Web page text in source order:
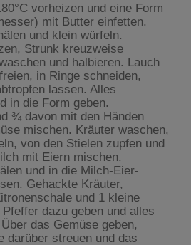
vorheizen und eine Form
mit Butter einfetten.
und klein würfeln.
Strunk kreuzweise
und halbieren. Lauch
in Ringe schneiden,
lassen. Alles
in die Form geben.
¾ davon mit den Händen
mischen. Kräuter waschen,
von den Stielen zupfen und
mit Eiern mischen.
und in die Milch-Eier-
Gehackte Kräuter,
und 1 kleine
dazu geben und alles
das Gemüse geben,
darüber streuen und das